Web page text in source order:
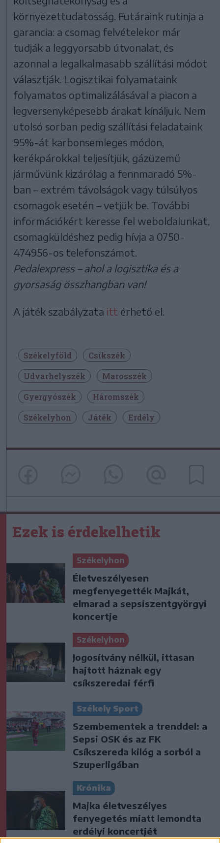
környezettudatosság. Futáraink rutinja a
garancia: a csomag felvételekor már
tudják a leggyorsabb útvonalat, és
azonnal a legalkalmasabb szállítási módot
választják. Logisztikai folyamataink
folyamatos optimalizálásával a piacon a
legversenyképesebb árakat kínáljuk. Nem
utolsó sorban pedig szállítási feladataink
95%-át karbonsemleges módon,
kerékpárokkal teljesítjük, gázüzemű
járművünk kizárólag a fennmaradó 5%-
ban – extrém távolságok vagy túlsúlyos
csomagok esetén – vetjük be. További
információkért keresse fel weboldalunkat,
csomagküldéshez pedig hívja a 0750-
474956-os telefonszámot.
Pedalexpress – ahol a logisztika és a
gyorsaság összhangban van!
A játék szabályzata itt érhető el.
Székelyföld
Csíkszék
Udvarhelyszék
Marosszék
Gyergyószék
Háromszék
Székelyhon
Játék Erdély
Ezek is érdekelhetik
Székelyhon
Életveszélyesen
megfenyegették Majkát,
elmarad a sepsiszentgyörgyi
koncertje
Székelyhon
Jogosítvány nélkül, ittasan
hajtott háznak egy
csíkszeredai férfi
Székely Sport
Szembementek a trenddel: a
Sepsi OSK és az FK
Csíkszereda kilóg a sorból a
Szuperligában
Krónika
Majka életveszélyes
fenyegetés miatt lemondta
erdélyi koncertjét